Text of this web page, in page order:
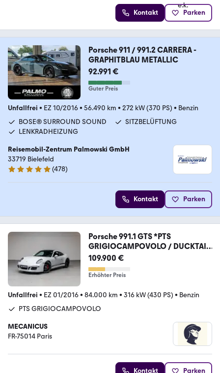
Kontakt Parken
Porsche 911 / 991.2 CARRERA -
GRAPHITBLAU METALLIC
92.991 €
Guter Preis
Unfallfrei • EZ 10/2016• 56.490 km • 272 kW (370 PS) • Benzin
BOSE® SURROUND SOUND
SITZBELÜFTUNG
LENKRADHEIZUNG
Reisemobil-Zentrum Palmowski GmbH
33719 Bielefeld
4.8 Sterne
(478)
Kontakt Parken
Porsche 991.1 GTS *PTS
GRIGIOCAMPOVOLO / DUCKTAIL
/ PPF*
109.900 €
Erhöhter Preis
Unfallfrei • EZ 01/2016• 84.000 km • 316 kW (430 PS) • Benzin
PTS GRIGIOCAMPOVOLO
MECANICUS
FR-75014 Paris
Kontakt Parken